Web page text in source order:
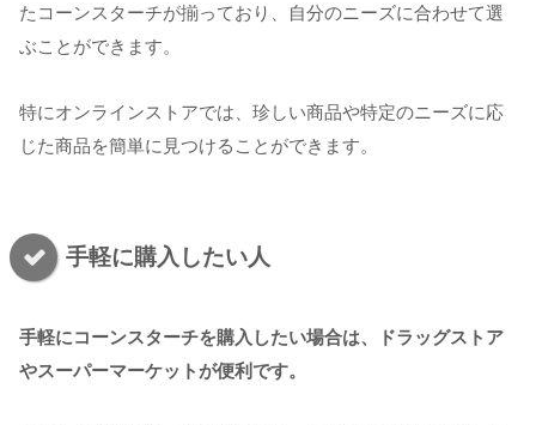
たコーンスターチが揃っており、自分のニーズに合わせて選
ぶことができます。
特にオンラインストアでは、珍しい商品や特定のニーズに応
じた商品を簡単に見つけることができます。
手軽に購入したい人
手軽にコーンスターチを購入したい場合は、ドラッグストア
やスーパーマーケットが便利です。